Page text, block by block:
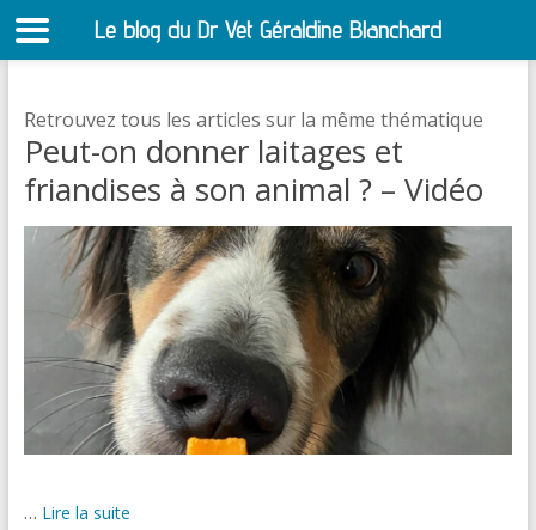
Retrouvez tous les articles sur la même thématique
Peut-on donner laitages et
friandises à son animal ? – Vidéo
… Lire la suite
Le blog du Dr Vet Géraldine Blanchard